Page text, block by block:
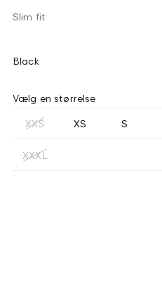
Slim fit
Black
Vælg en størrelse
XXS XS S
XXXL